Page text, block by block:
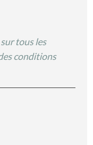
tous les
conditions